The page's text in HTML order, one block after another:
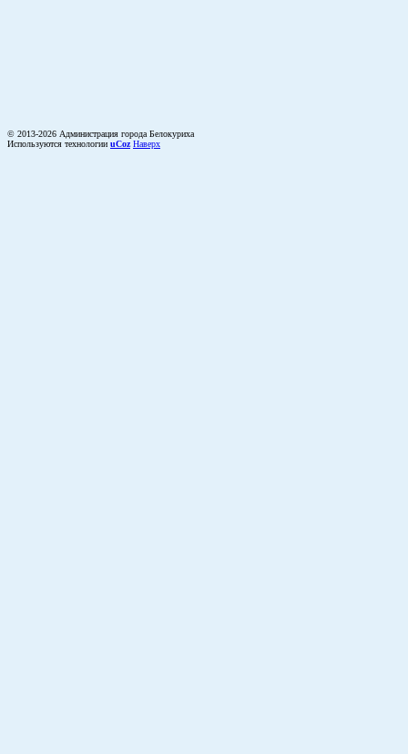
© 2013-2026 Администрация города Белокуриха
Используются технологии uCoz Наверх